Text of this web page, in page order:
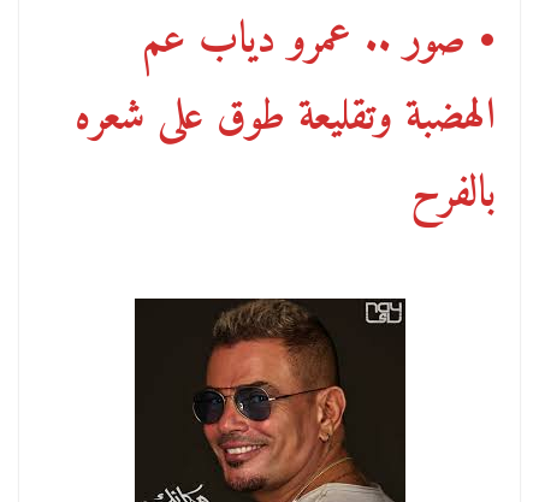
• صور .. عمرو دياب عم
الهضبة وتقليعة طوق على شعره
بالفرح